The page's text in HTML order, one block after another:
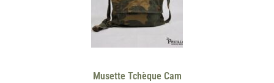
Musette Tchèque Cam